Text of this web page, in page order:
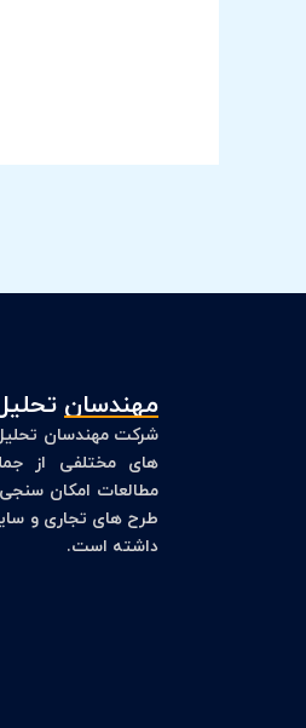
مهندسان
شرکت مهندسان تحلیل
های مختلفی از
مطالعات امکان
طرح های تجاری و
داشته است.